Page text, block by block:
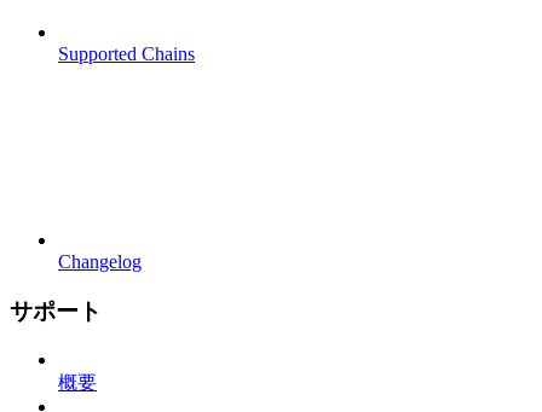
Supported Chains
Changelog
サポート
概要